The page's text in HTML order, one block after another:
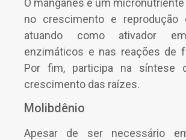
no crescimento e reprodução
atuando como ativador
enzimáticos e nas reações de
Por fim, participa na síntese
crescimento das raízes.
Molibdênio
Apesar de ser necessário